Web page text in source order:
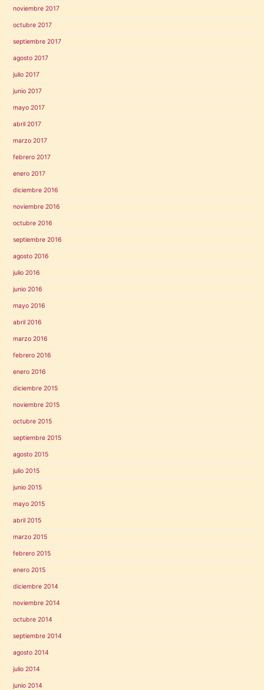
noviembre 2017
octubre 2017
septiembre 2017
agosto 2017
julio 2017
junio 2017
mayo 2017
abril 2017
marzo 2017
febrero 2017
enero 2017
diciembre 2016
noviembre 2016
octubre 2016
septiembre 2016
agosto 2016
julio 2016
junio 2016
mayo 2016
abril 2016
marzo 2016
febrero 2016
enero 2016
diciembre 2015
noviembre 2015
octubre 2015
septiembre 2015
agosto 2015
julio 2015
junio 2015
mayo 2015
abril 2015
marzo 2015
febrero 2015
enero 2015
diciembre 2014
noviembre 2014
octubre 2014
septiembre 2014
agosto 2014
julio 2014
junio 2014